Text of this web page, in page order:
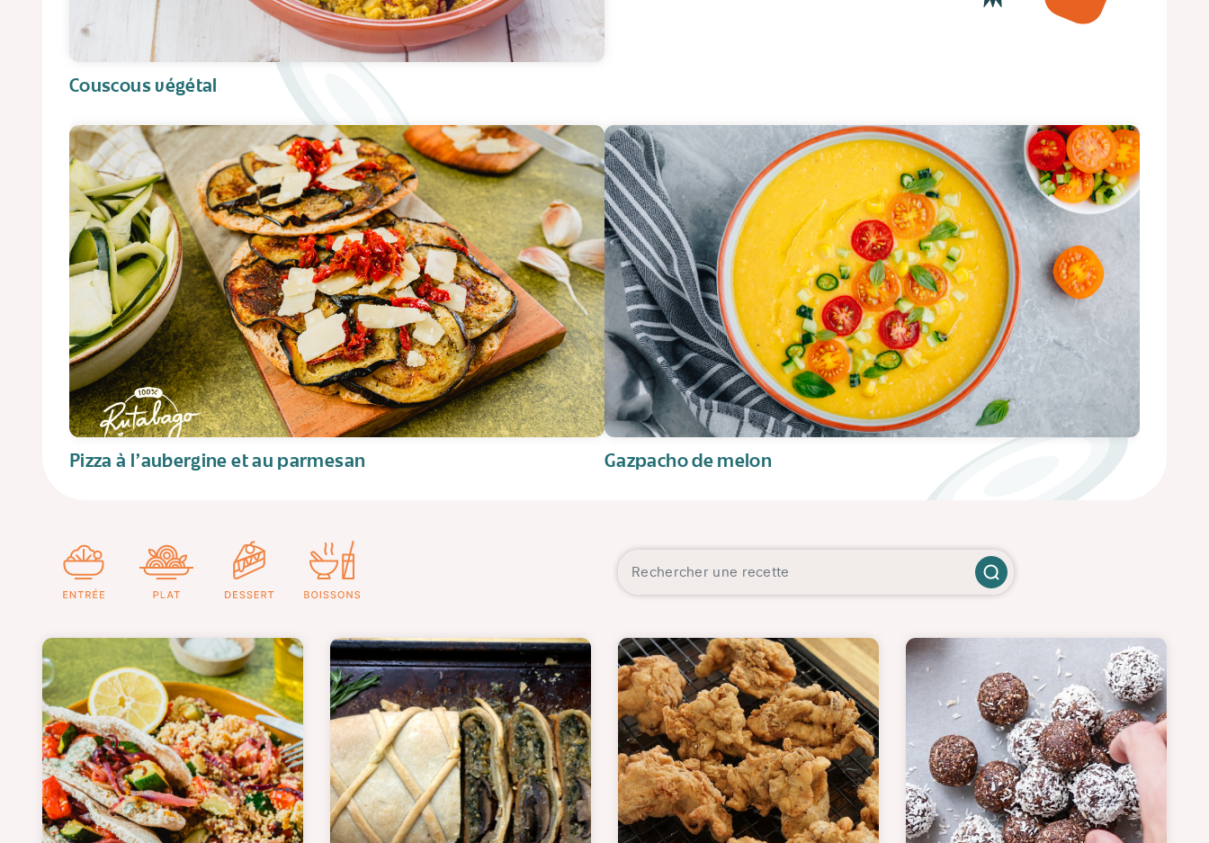
Couscous végétal
Pizza à l'aubergine et au parmesan Gazpacho de melon